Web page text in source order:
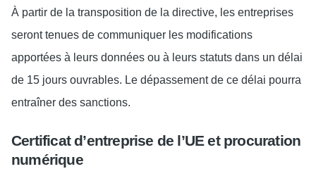
À partir de la transposition de la directive, les entreprises
seront tenues de communiquer les modifications
apportées à leurs données ou à leurs statuts dans un délai
de 15 jours ouvrables. Le dépassement de ce délai pourra
entraîner des sanctions.
Certificat d’entreprise de l’UE et procuration
numérique